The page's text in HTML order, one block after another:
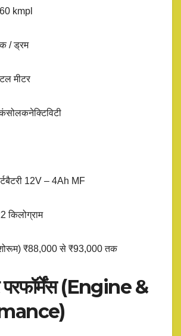
kmpl
/ ड्रम
मीटर
12V – 4Ah MF
किलोग्राम
₹88,000 से ₹93,000 तक
(Engine &